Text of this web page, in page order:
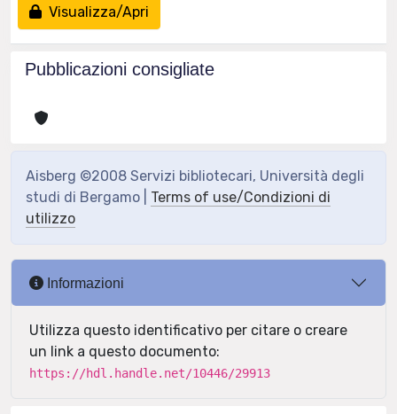
Visualizza/Apri
Pubblicazioni consigliate
Aisberg ©2008 Servizi bibliotecari, Università degli
studi di Bergamo | Terms of use/Condizioni di
utilizzo
Informazioni
Utilizza questo identificativo per citare o creare
un link a questo documento:
https://hdl.handle.net/10446/29913